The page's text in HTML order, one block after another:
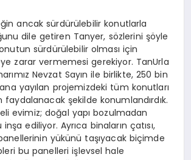
ancak sürdürülebilir konutlarla
dile getiren Tanyer, sözlerini şöyle
sürdürülebilir olması için
zarar vermemesi gerekiyor. TanUrla
Nevzat Sayın ile birlikte, 250 bin
yayılan projemizdeki tüm konutları
faydalanacak şekilde konumlandırdık.
evimiz; doğal yapı bozulmadan
ediliyor. Ayrıca binaların çatısı,
yükünü taşıyacak biçimde
bu panelleri işlevsel hale